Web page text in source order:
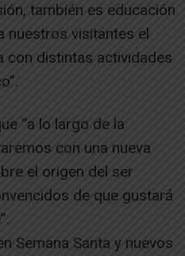
también es educación
nuestros visitantes el
con distintas actividades
“a lo largo de la
con una nueva
el origen del ser
de que gustará
Semana Santa y nuevos